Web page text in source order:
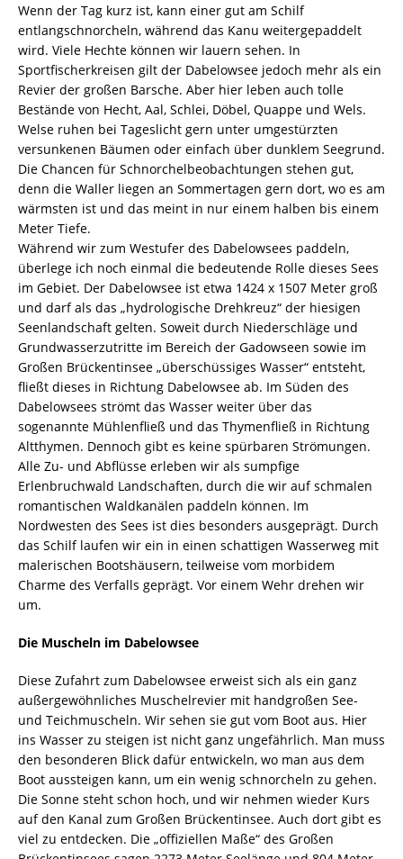
Wenn der Tag kurz ist, kann einer gut am Schilf
entlangschnorcheln, während das Kanu weitergepaddelt
wird. Viele Hechte können wir lauern sehen. In
Sportfischerkreisen gilt der Dabelowsee jedoch mehr als ein
Revier der großen Barsche. Aber hier leben auch tolle
Bestände von Hecht, Aal, Schlei, Döbel, Quappe und Wels.
Welse ruhen bei Tageslicht gern unter umgestürzten
versunkenen Bäumen oder einfach über dunklem Seegrund.
Die Chancen für Schnorchelbeobachtungen stehen gut,
denn die Waller liegen an Sommertagen gern dort, wo es am
wärmsten ist und das meint in nur einem halben bis einem
Meter Tiefe.
Während wir zum Westufer des Dabelowsees paddeln,
überlege ich noch einmal die bedeutende Rolle dieses Sees
im Gebiet. Der Dabelowsee ist etwa 1424 x 1507 Meter groß
und darf als das „hydrologische Drehkreuz“ der hiesigen
Seenlandschaft gelten. Soweit durch Niederschläge und
Grundwasserzutritte im Bereich der Gadowseen sowie im
Großen Brückentinsee „überschüssiges Wasser“ entsteht,
fließt dieses in Richtung Dabelowsee ab. Im Süden des
Dabelowsees strömt das Wasser weiter über das
sogenannte Mühlenfließ und das Thymenfließ in Richtung
Altthymen. Dennoch gibt es keine spürbaren Strömungen.
Alle Zu- und Abflüsse erleben wir als sumpfige
Erlenbruchwald Landschaften, durch die wir auf schmalen
romantischen Waldkanälen paddeln können. Im
Nordwesten des Sees ist dies besonders ausgeprägt. Durch
das Schilf laufen wir ein in einen schattigen Wasserweg mit
malerischen Bootshäusern, teilweise vom morbidem
Charme des Verfalls geprägt. Vor einem Wehr drehen wir
um.
Die Muscheln im Dabelowsee
Diese Zufahrt zum Dabelowsee erweist sich als ein ganz
außergewöhnliches Muschelrevier mit handgroßen See-
und Teichmuscheln. Wir sehen sie gut vom Boot aus. Hier
ins Wasser zu steigen ist nicht ganz ungefährlich. Man muss
den besonderen Blick dafür entwickeln, wo man aus dem
Boot aussteigen kann, um ein wenig schnorcheln zu gehen.
Die Sonne steht schon hoch, und wir nehmen wieder Kurs
auf den Kanal zum Großen Brückentinsee. Auch dort gibt es
viel zu entdecken. Die „offiziellen Maße“ des Großen